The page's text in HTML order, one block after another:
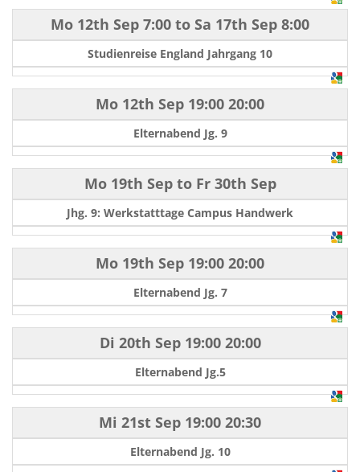
Mo 12th Sep 7:00 to Sa 17th Sep 8:00
Studienreise England Jahrgang 10
Mo 12th Sep 19:00 20:00
Elternabend Jg. 9
Mo 19th Septo Fr 30th Sep
Jhg. 9: Werkstatttage Campus Handwerk
Mo 19th Sep 19:00 20:00
Elternabend Jg. 7
Di 20th Sep19:00 20:00
Elternabend Jg.5
Mi 21st Sep 19:00 20:30
Elternabend Jg. 10